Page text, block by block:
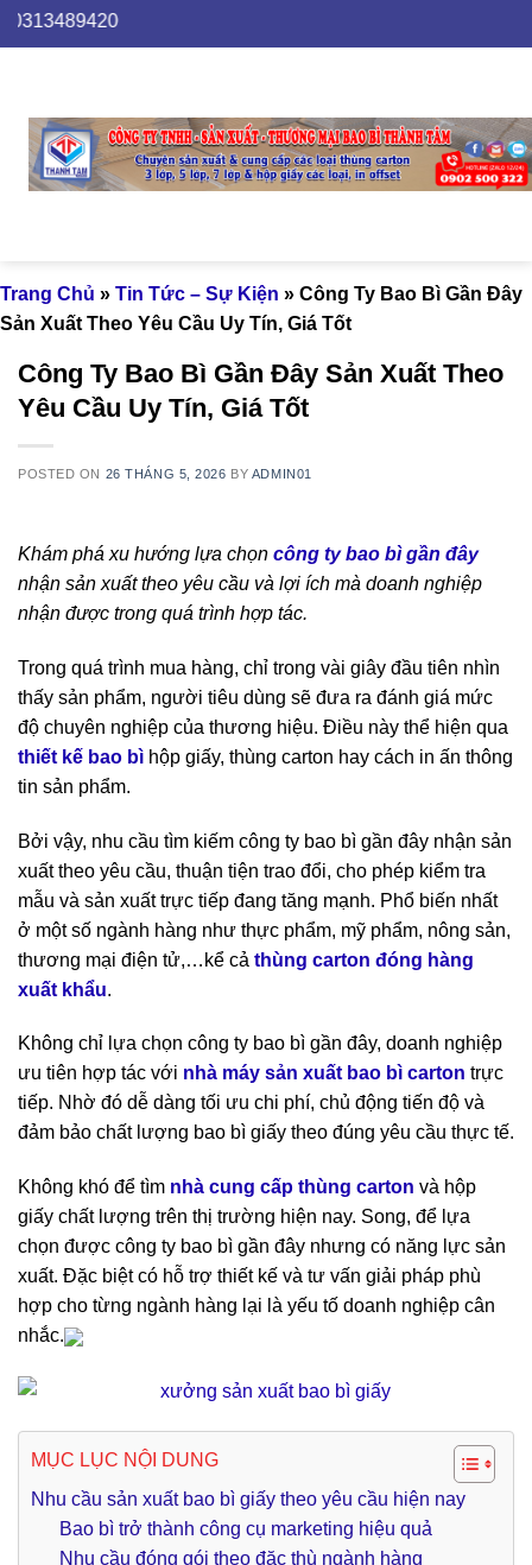
Skip
to
Trang Chủ » Tin Tức – Sự Kiện » Công Ty Bao Bì Gần Đây
Sản Xuất Theo Yêu Cầu Uy Tín, Giá Tốt
Công Ty Bao Bì Gần Đây Sản Xuất Theo
Yêu Cầu Uy Tín, Giá Tốt
POSTED ON 26 THÁNG 5, 2026 BY ADMIN01
Khám phá xu hướng lựa chọn công ty bao bì gần đây
nhận sản xuất theo yêu cầu và lợi ích mà doanh nghiệp
nhận được trong quá trình hợp tác.
Trong quá trình mua hàng, chỉ trong vài giây đầu tiên nhìn
thấy sản phẩm, người tiêu dùng sẽ đưa ra đánh giá mức
độ chuyên nghiệp của thương hiệu. Điều này thể hiện qua
thiết kế bao bì hộp giấy, thùng carton hay cách in ấn thông
tin sản phẩm.
Bởi vậy, nhu cầu tìm kiếm công ty bao bì gần đây nhận sản
xuất theo yêu cầu, thuận tiện trao đổi, cho phép kiểm tra
mẫu và sản xuất trực tiếp đang tăng mạnh. Phổ biến nhất
ở một số ngành hàng như thực phẩm, mỹ phẩm, nông sản,
thương mại điện tử,…kể cả thùng carton đóng hàng
xuất khẩu.
Không chỉ lựa chọn công ty bao bì gần đây, doanh nghiệp
ưu tiên hợp tác với nhà máy sản xuất bao bì carton trực
tiếp. Nhờ đó dễ dàng tối ưu chi phí, chủ động tiến độ và
đảm bảo chất lượng bao bì giấy theo đúng yêu cầu thực tế.
Không khó để tìm nhà cung cấp thùng carton và hộp
giấy chất lượng trên thị trường hiện nay. Song, để lựa
chọn được công ty bao bì gần đây nhưng có năng lực sản
xuất. Đặc biệt có hỗ trợ thiết kế và tư vấn giải pháp phù
hợp cho từng ngành hàng lại là yếu tố doanh nghiệp cân
nhắc.
MỤC LỤC NỘI DUNG
Nhu cầu sản xuất bao bì giấy theo yêu cầu hiện nay
Bao bì trở thành công cụ marketing hiệu quả
Nhu cầu đóng gói theo đặc thù ngành hàng